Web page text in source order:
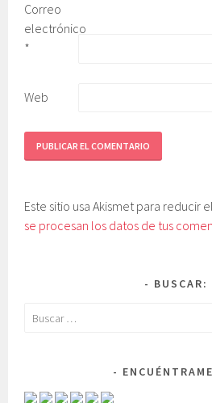
Correo
electrónico
*
Web
Este sitio usa Akismet para reducir
se procesan los datos de tus
BUSCAR:
Buscar: